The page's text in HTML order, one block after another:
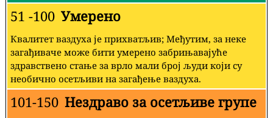
51 -100 Умерено
Квалитет ваздуха је прихватљив; Међутим, за неке
загађиваче може бити умерено забрињавајуће
здравствено стање за врло мали број људи који су
необично осетљиви на загађење ваздуха.
101-150 Нездраво за осетљиве групе